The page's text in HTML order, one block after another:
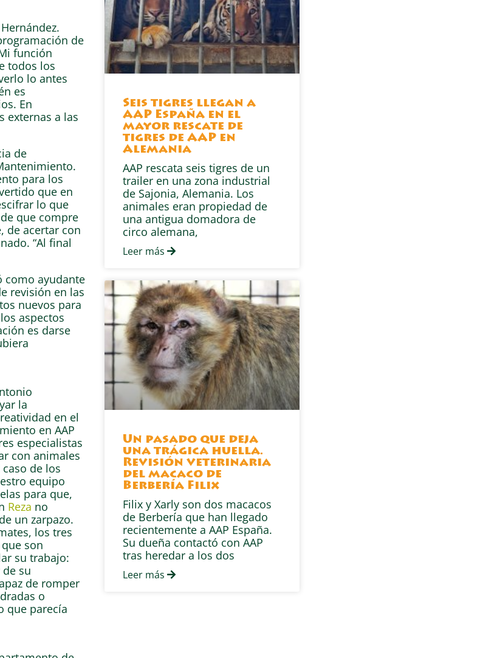
de
función
todos los
lo antes
es
En
externas a las
de
para los
que en
lo que
que compre
de acertar con
“Al final
como ayudante
revisión en las
nuevos para
aspectos
es darse
la
en el
en AAP
especialistas
con animales
de los
equipo
para que,
Reza no
un zarpazo.
los tres
son
su trabajo:
su
de romper
o
que parecía
Seis tigres llegan a
AAP España en el
mayor rescate de
tigres de AAP en
Alemania
AAP rescata seis tigres de un
trailer en una zona industrial
de Sajonia, Alemania. Los
animales eran propiedad de
una antigua domadora de
circo alemana,
Leer más
Un pasado que deja
una trágica huella.
Revisión veterinaria
del macaco de
Berbería Filix
Filix y Xarly son dos macacos
de Berbería que han llegado
recientemente a AAP España.
Su dueña contactó con AAP
tras heredar a los dos
Leer más